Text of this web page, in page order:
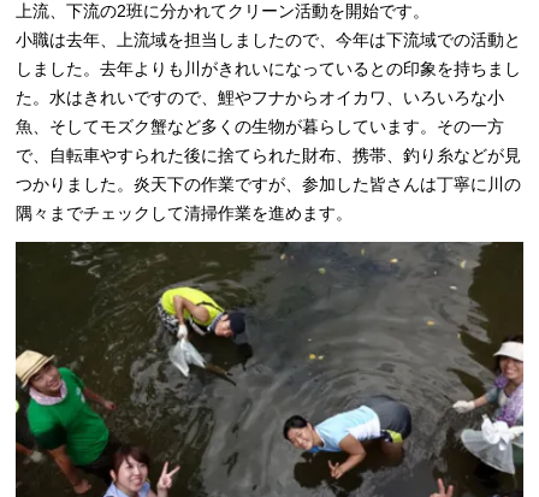
上流、下流の2班に分かれてクリーン活動を開始です。
小職は去年、上流域を担当しましたので、今年は下流域での活動と
しました。去年よりも川がきれいになっているとの印象を持ちまし
た。水はきれいですので、鯉やフナからオイカワ、いろいろな小
魚、そしてモズク蟹など多くの生物が暮らしています。その一方
で、自転車やすられた後に捨てられた財布、携帯、釣り糸などが見
つかりました。炎天下の作業ですが、参加した皆さんは丁寧に川の
隅々までチェックして清掃作業を進めます。